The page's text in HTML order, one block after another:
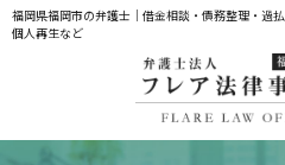
福岡県福岡市の弁護士｜借金相談・債務整理・過
個人再生など